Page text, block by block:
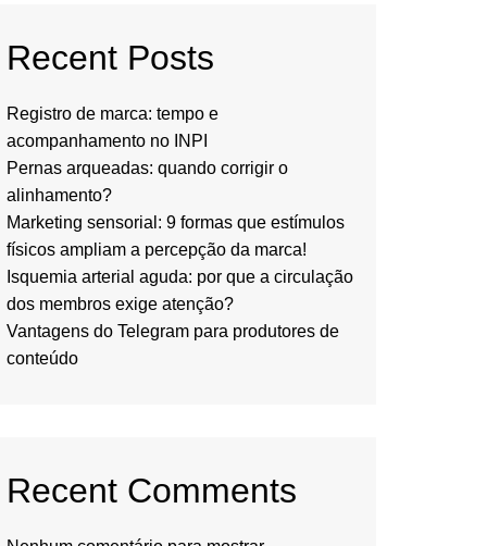
Recent Posts
Registro de marca: tempo e
acompanhamento no INPI
Pernas arqueadas: quando corrigir o
alinhamento?
Marketing sensorial: 9 formas que estímulos
físicos ampliam a percepção da marca!
Isquemia arterial aguda: por que a circulação
dos membros exige atenção?
Vantagens do Telegram para produtores de
conteúdo
Recent Comments